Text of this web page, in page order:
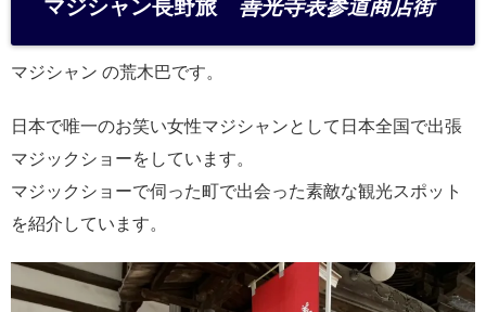
a
マジシャン長野旅 善光寺表参道商店街
マジシャン の荒木巴です。
日本で唯一のお笑い女性マジシャンとして日本全国で出張
マジックショーをしています。
マジックショーで伺った町で出会った素敵な観光スポット
を紹介しています。